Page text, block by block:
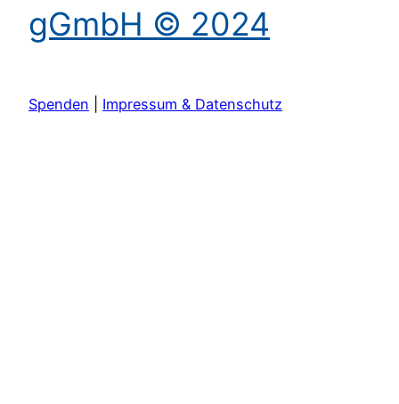
gGmbH © 2024
Spenden Impressum & Datenschutz